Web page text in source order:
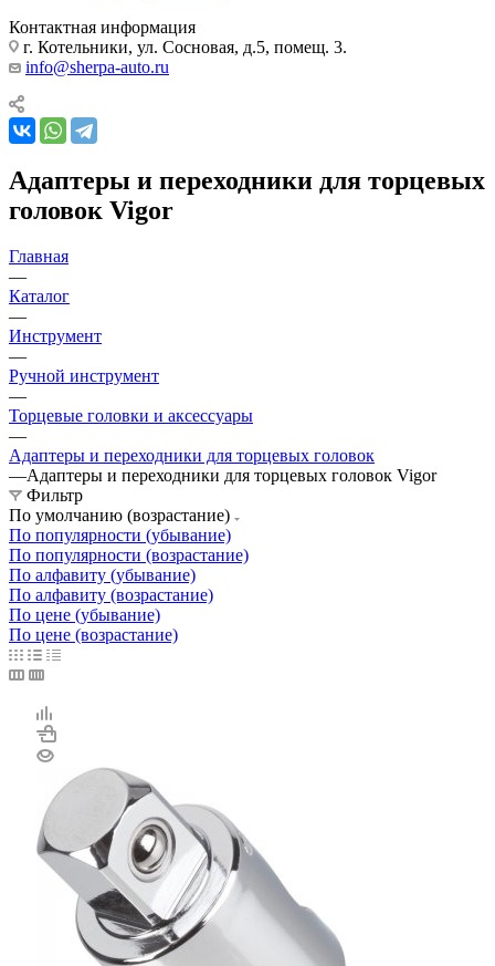
Контактная информация
г. Котельники, ул. Сосновая, д.5, помещ. 3.
info@sherpa-auto.ru
Адаптеры и переходники для торцевых
головок Vigor
Главная
—
Каталог
—
Инструмент
—
Ручной инструмент
—
Торцевые головки и аксессуары
—
Адаптеры и переходники для торцевых головок
—Адаптеры и переходники для торцевых головок Vigor
Фильтр
По умолчанию (возрастание)
По популярности (убывание)
По популярности (возрастание)
По алфавиту (убывание)
По алфавиту (возрастание)
По цене (убывание)
По цене (возрастание)